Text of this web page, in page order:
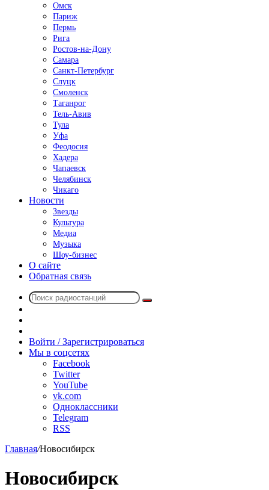
Омск
Париж
Пермь
Рига
Ростов-на-Дону
Самара
Санкт-Петербург
Слуцк
Смоленск
Таганрог
Тель-Авив
Тула
Уфа
Феодосия
Хадера
Чапаевск
Челябинск
Чикаго
Новости
Звезды
Культура
Медиа
Музыка
Шоу-бизнес
О сайте
Обратная связь
Поиск
радио
Войти / Зарегистрироваться
Мы в соцсетях
Facebook
Twitter
YouTube
vk.com
Одноклассники
Telegram
RSS
Главная/Новосибирск
Новосибирск